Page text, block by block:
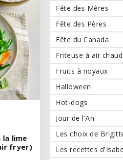
la lime
fryer)
la lime
fryer)
Fête des Mères
Fête des Pères
Fête du Canada
Friteuse à air
Fruits à noyaux
Halloween
Hot-dogs
Jour de l'An
Les choix de
Les recettes